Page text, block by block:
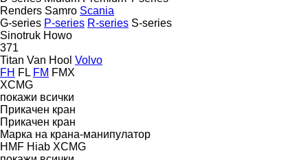
Renders Samro Scania
G-series P-series R-series S-series
Sinotruk Howo
371
Titan Van Hool Volvo
FH FL FM FMX
XCMG
покажи всички
Прикачен кран
Прикачен кран
Марка на крана-манипулатор
HMF Hiab XCMG